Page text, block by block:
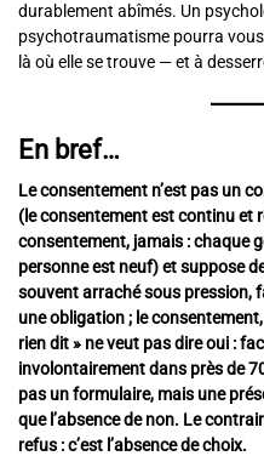
durablement abîmés. Un
psychotraumatisme pourra
là où elle se trouve — et à
En bref…
Le consentement n’est pas un
(le consentement est continu et
consentement, jamais : chaque
personne est neuf) et suppose
souvent arraché sous pression,
une obligation ; le
rien dit » ne veut pas dire oui :
involontairement dans près de
pas un formulaire, mais une
que l’absence de non. Le
refus : c’est l’absence de choix.